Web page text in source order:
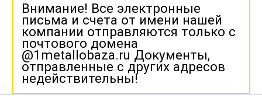
Внимание! Все электронные
письма и счета от имени нашей
компании отправляются только с
почтового домена
@1metallobaza.ru Документы,
отправленные с других адресов
недействительны!